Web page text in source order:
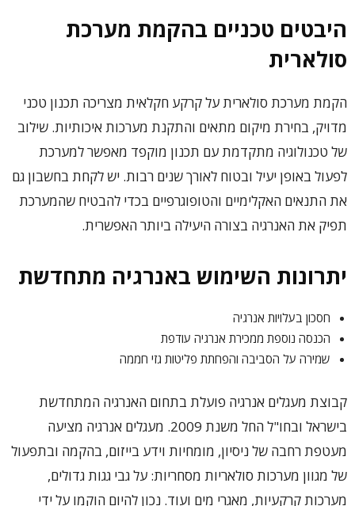
היבטים טכניים בהקמת מערכת
סולארית
הקמת מערכת סולארית על קרקע חקלאית מצריכה תכנון טכני
מדויק, בחירת מיקום מתאים והתקנת מערכות איכותיות. שילוב
של טכנולוגיה מתקדמת עם תכנון מוקפד מאפשר למערכת
לפעול באופן יעיל ובטוח לאורך שנים רבות. יש לקחת בחשבון גם
את התנאים האקלימיים והטופוגרפיים בכדי להבטיח שהמערכת
תפיק את האנרגיה בצורה היעילה ביותר האפשרית.
יתרונות השימוש באנרגיה מתחדשת
חסכון בעלויות אנרגיה
הכנסה נוספת ממכירת אנרגיה עודפת
שמירה על הסביבה והפחתת פליטות גזי חממה
קבוצת מעגלים אנרגיה פועלת בתחום האנרגיה המתחדשת
בישראל ובחו"ל החל משנת 2009. מעגלים אנרגיה מציעה
מעטפת רחבה של ניסיון, מומחיות וידע בייזום, בהקמה ובתפעול
של מגוון מערכות סולאריות מסחריות: על גבי גגות גדולים,
מערכות קרקעיות, מאגרי מים ועוד. נכון להיום הוקמו על ידי